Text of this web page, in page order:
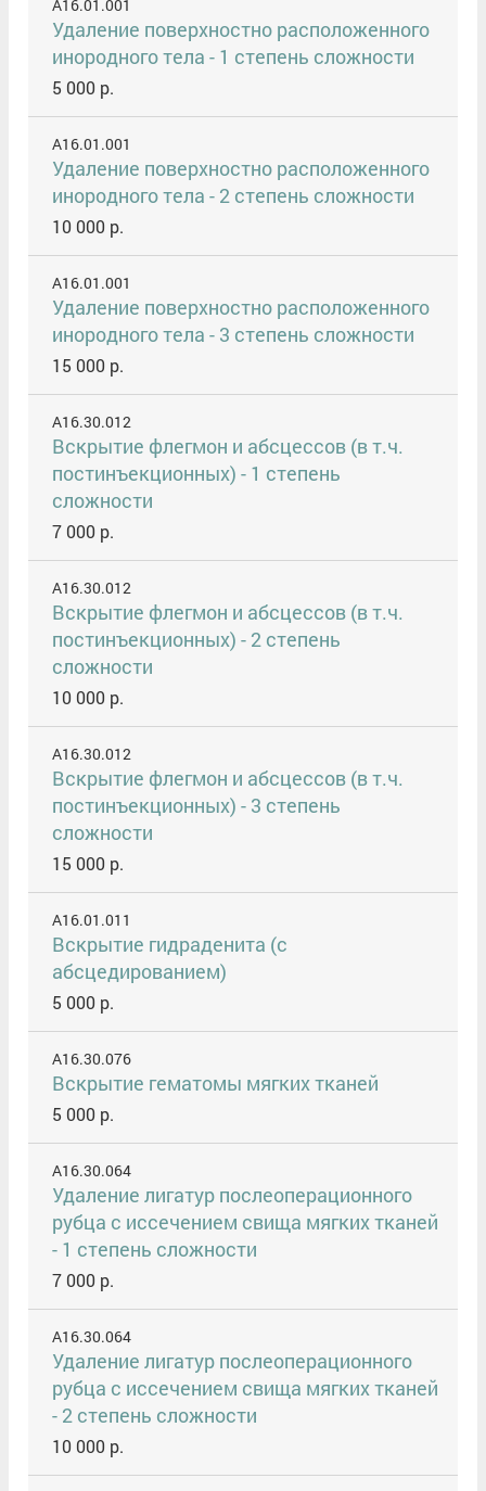
A16.01.001
Удаление поверхностно расположенного
инородного тела - 1 степень сложности
5 000 р.
A16.01.001
Удаление поверхностно расположенного
инородного тела - 2 степень сложности
10 000 р.
A16.01.001
Удаление поверхностно расположенного
инородного тела - 3 степень сложности
15 000 р.
A16.30.012
Вскрытие флегмон и абсцессов (в т.ч.
постинъекционных) - 1 степень
сложности
7 000 р.
A16.30.012
Вскрытие флегмон и абсцессов (в т.ч.
постинъекционных) - 2 степень
сложности
10 000 р.
A16.30.012
Вскрытие флегмон и абсцессов (в т.ч.
постинъекционных) - 3 степень
сложности
15 000 р.
A16.01.011
Вскрытие гидраденита (с
абсцедированием)
5 000 р.
A16.30.076
Вскрытие гематомы мягких тканей
5 000 р.
A16.30.064
Удаление лигатур послеоперационного
рубца с иссечением свища мягких тканей
- 1 степень сложности
7 000 р.
A16.30.064
Удаление лигатур послеоперационного
рубца с иссечением свища мягких тканей
- 2 степень сложности
10 000 р.